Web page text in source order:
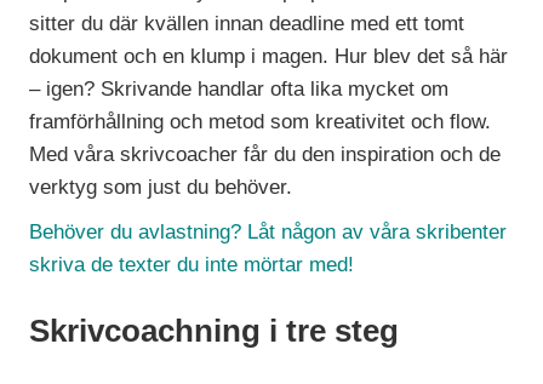
sitter du där kvällen innan deadline med ett tomt
dokument och en klump i magen. Hur blev det så här
– igen? Skrivande handlar ofta lika mycket om
framförhållning och metod som kreativitet och flow.
Med våraskrivcoacher får du den inspiration och de
verktyg som just du behöver.
Behöver du avlastning? Låt någon av våra skribenter
skriva de texter du inte mörtar med!
Skrivcoachning i tre steg